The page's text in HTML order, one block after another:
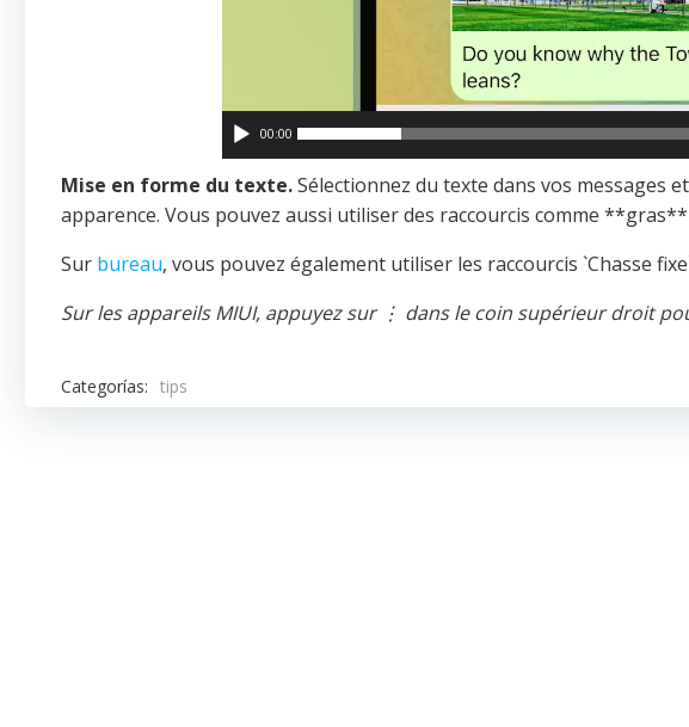
00:00
Mise en forme du texte.Sélectionnez du texte dans vos messages et
apparence. Vous pouvez aussi utiliser des raccourcis comme
Sur bureau, vous pouvez également utiliser les raccourcis `Chasse
Sur les appareils MIUI, appuyez sur ⋮ dans le coin supérieur droit
Categorías: tips